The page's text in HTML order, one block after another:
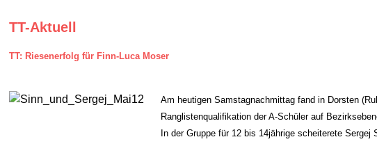
TT-Aktuell
TT: Riesenerfolg für Finn-Luca Moser
Am heutigen Samstagnachmittag fand in Dorsten
Ranglistenqualifikation der A-Schüler auf
In der Gruppe für 12 bis 14jährige scheiterete